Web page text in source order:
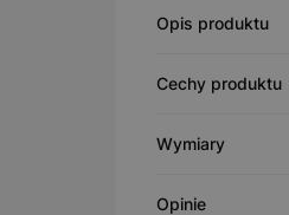
Opis produktu
Cechy produktu
Wymiary
Opinie